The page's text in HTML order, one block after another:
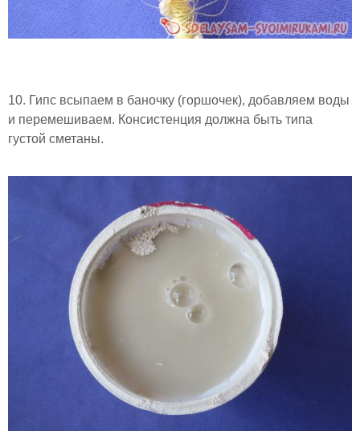
10. Гипс всыпаем в баночку (горшочек), добавляем воды
и перемешиваем. Консистенция должна быть типа
густой сметаны.